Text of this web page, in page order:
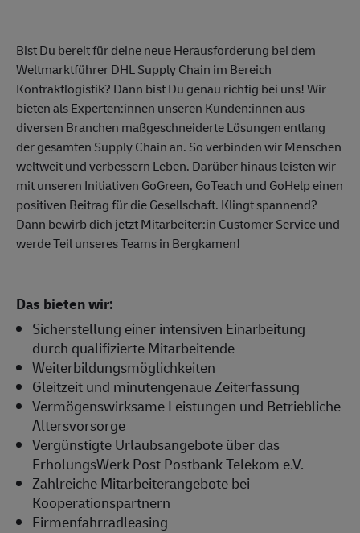
Bist Du bereit für deine neue Herausforderung bei dem
Weltmarktführer DHL Supply Chain im Bereich
Kontraktlogistik? Dann bist Du genau richtig bei uns! Wir
bieten als Experten:innen unseren Kunden:innen aus
diversen Branchen maßgeschneiderte Lösungen entlang
der gesamten Supply Chain an. So verbinden wir Menschen
weltweit und verbessern Leben. Darüber hinaus leisten wir
mit unseren Initiativen GoGreen, GoTeach und GoHelp einen
positiven Beitrag für die Gesellschaft. Klingt spannend?
Dann bewirb dich jetzt Mitarbeiter:in Customer Service und
werde Teil unseres Teams in Bergkamen!
Das bieten wir:
Sicherstellung einer intensiven Einarbeitung
durch qualifizierte Mitarbeitende
Weiterbildungsmöglichkeiten
Gleitzeit und minutengenaue Zeiterfassung
Vermögenswirksame Leistungen und Betriebliche
Altersvorsorge
Vergünstigte Urlaubsangebote über das
ErholungsWerk Post Postbank Telekom e.V.
Zahlreiche Mitarbeiterangebote bei
Kooperationspartnern
Firmenfahrradleasing